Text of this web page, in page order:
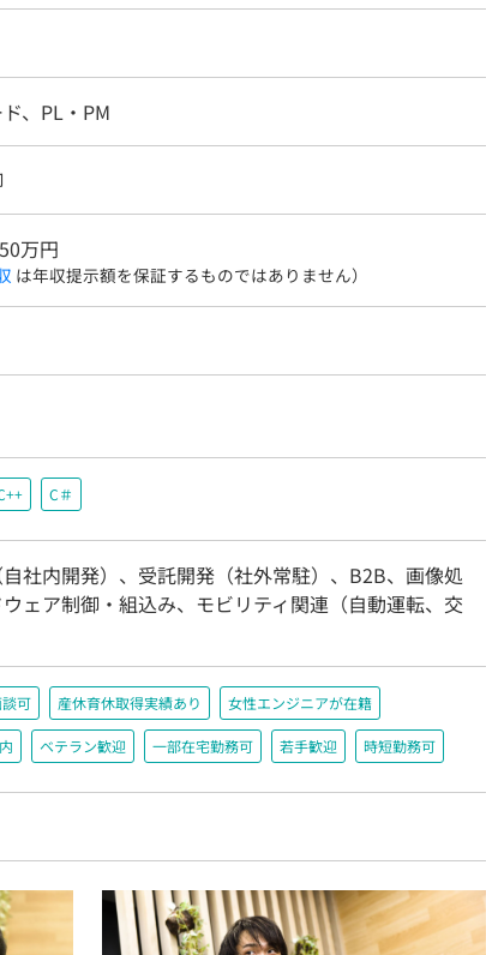
、PL・PM
万円
は年収提示額を保証するものではありません）
C＃
社内開発）、受託開発（社外常駐）、B2B、画像処
ェア制御・組込み、モビリティ関連（自動運転、交
可 産休育休取得実績あり 女性エンジニアが在籍
ベテラン歓迎 一部在宅勤務可 若手歓迎 時短勤務可